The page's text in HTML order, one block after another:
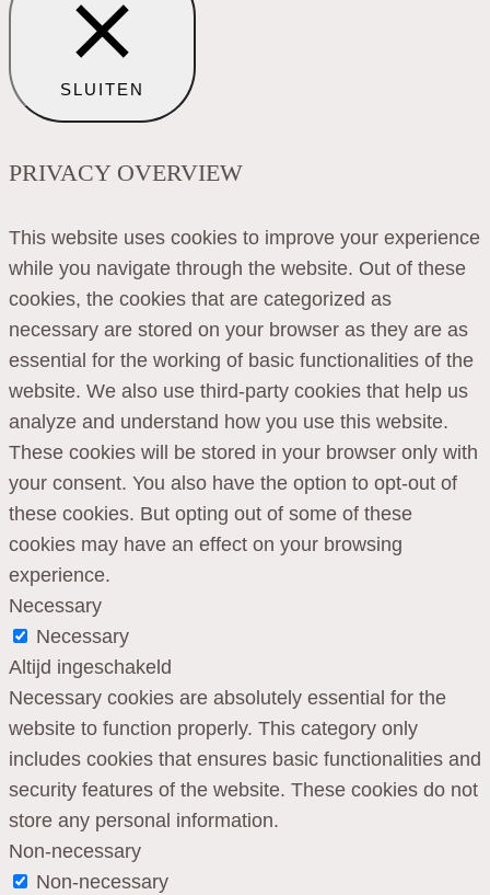
SLUITEN
PRIVACY OVERVIEW
This website uses cookies to improve your experience
while you navigate through the website. Out of these
cookies, the cookies that are categorized as
necessary are stored on your browser as they are as
essential for the working of basic functionalities of the
website. We also use third-party cookies that help us
analyze and understand how you use this website.
These cookies will be stored in your browser only with
your consent. You also have the option to opt-out of
these cookies. But opting out of some of these
cookies may have an effect on your browsing
experience.
Necessary
Necessary
Altijd ingeschakeld
Necessary cookies are absolutely essential for the
website to function properly. This category only
includes cookies that ensures basic functionalities and
security features of the website. These cookies do not
store any personal information.
Non-necessary
Non-necessary